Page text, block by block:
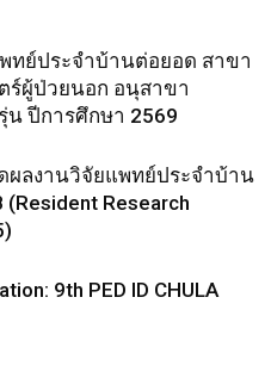
ทย์ประจำบ้านต่อยอด สาขา
ร์ผู้ป่วยนอก อนุสาขา
น ปีการศึกษา 2569
ผลงานวิจัยแพทย์ประจำบ้าน
Research
9th PED ID CHULA